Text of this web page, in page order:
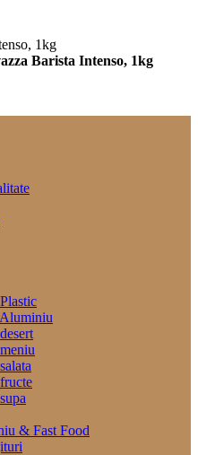
Barista Intenso, 1kg
& Fast Food